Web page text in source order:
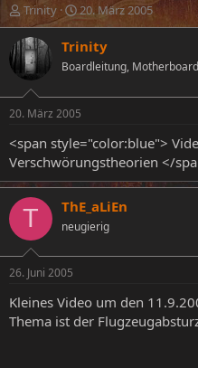
E
r
s
t
e
l
e
r
Trinity
E
r
s
e
l
t
a
20. März 2005
Trinity
Boardleitung, Motherboard
20. März 2005
<span style="color:blue">
Verschwörungstheorien </
T ThE_aLiEn
neugierig
26. Juni 2005
Kleines Video um den
Thema ist der